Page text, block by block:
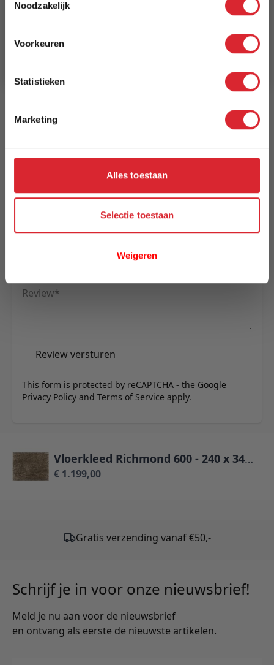
Noodzakelijk
Voorkeuren
Statistieken
Marketing
Alles toestaan
Selectie toestaan
Weigeren
U plaatst een review over:Vloerkleed Richmond 600 - 240 x 340
Review
Review versturen
This form is protected by reCAPTCHA - the Google
Privacy Policy and Terms of Service apply.
340 cm
Breedte
Model
Vloerkleed Richmond 600 - 240 x 340 cm
€ 1.199,00
Gratis verzending vanaf €50,-
Schrijf je in voor onze nieuwsbrief!
Meld je nu aan voor de nieuwsbrief
en ontvang als eerste de nieuwste artikelen.